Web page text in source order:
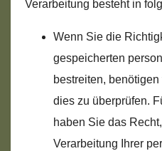
Verarbeitung besteht in
Wenn Sie die
gespeicherten
bestreiten,
dies zu überprüfen.
haben Sie das
Verarbeitung Ihrer